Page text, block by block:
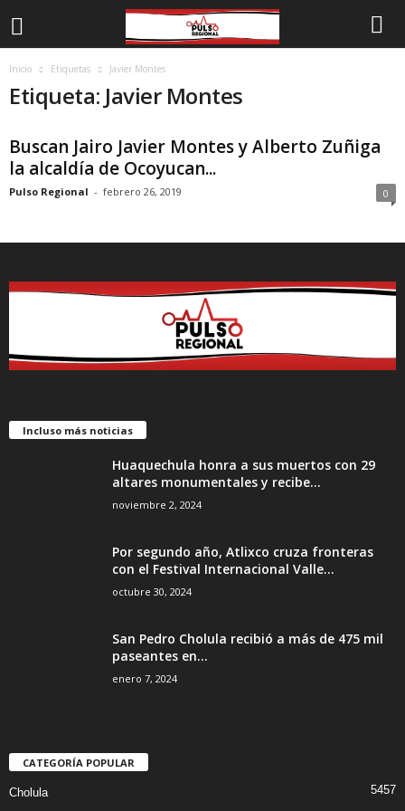
Inicio Etiquetas Javier Montes
Etiqueta: Javier Montes
Buscan Jairo Javier Montes y Alberto Zuñiga
la alcaldía de Ocoyucan...
Pulso Regional - febrero 26, 2019 0
Incluso más noticias
Huaquechula honra a sus muertos con 29
altares monumentales y recibe...
noviembre 2, 2024
Por segundo año, Atlixco cruza fronteras
con el Festival Internacional Valle...
octubre 30, 2024
San Pedro Cholula recibió a más de 475 mil
paseantes en...
enero 7, 2024
CATEGORÍA POPULAR
Cholula
5457